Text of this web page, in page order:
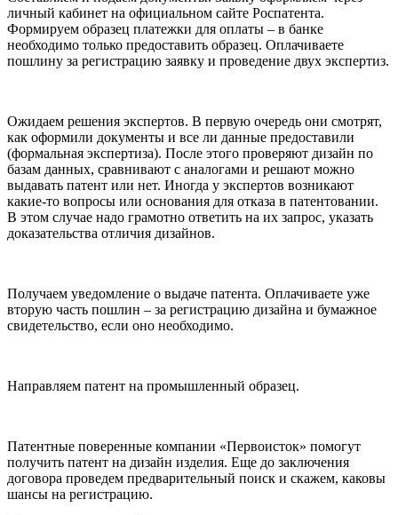
личный кабинет на официальном сайте Роспатента.
Формируем образец платежки для оплаты – в банке
необходимо только предоставить образец. Оплачиваете
пошлину за регистрацию заявку и проведение двух экспертиз.
Ожидаем решения экспертов. В первую очередь они смотрят,
как оформили документы и все ли данные предоставили
(формальная экспертиза). После этого проверяют дизайн по
базам данных, сравнивают с аналогами и решают можно
выдавать патент или нет. Иногда у экспертов возникают
какие-то вопросы или основания для отказа в патентовании.
В этом случае надо грамотно ответить на их запрос, указать
доказательства отличия дизайнов.
Получаем уведомление о выдаче патента. Оплачиваете уже
вторую часть пошлин – за регистрацию дизайна и бумажное
свидетельство, если оно необходимо.
Направляем патент на промышленный образец.
Патентные поверенные компании «Первоисток» помогут
получить патент на дизайн изделия. Еще до заключения
договора проведем предварительный поиск и скажем, каковы
шансы на регистрацию.